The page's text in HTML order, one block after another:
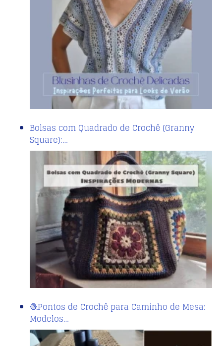
Bolsas com Quadrado de Crochê (Granny
Square):…
🧶Pontos de Crochê para Caminho de Mesa:
Modelos…